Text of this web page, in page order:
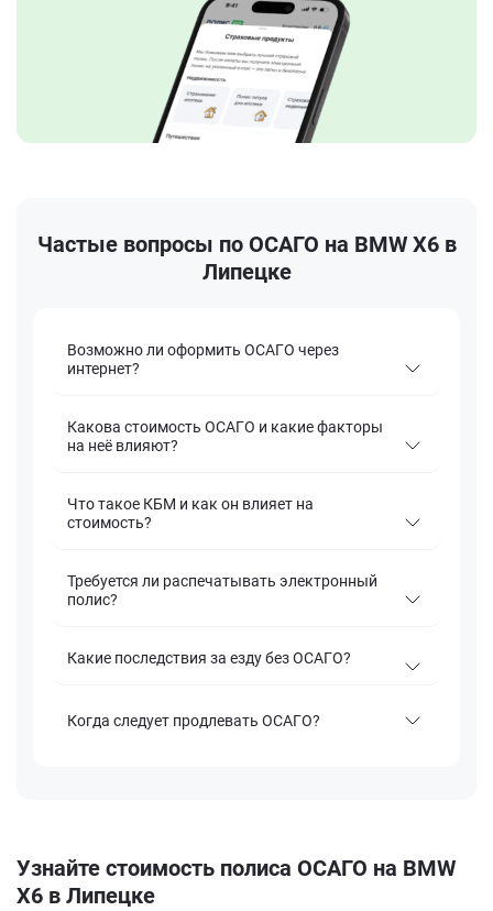
Частые вопросы по ОСАГО на BMW X6 в
Липецке
Возможно ли оформить ОСАГО через
интернет?
Какова стоимость ОСАГО и какие факторы
на неё влияют?
Что такое КБМ и как он влияет на
стоимость?
Требуется ли распечатывать электронный
полис?
Какие последствия за езду без ОСАГО?
Когда следует продлевать ОСАГО?
Узнайте стоимость полиса ОСАГО на BMW
X6 в Липецке